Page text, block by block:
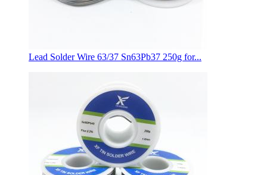
Lead Solder Wire 63/37 Sn63Pb37 250g for...